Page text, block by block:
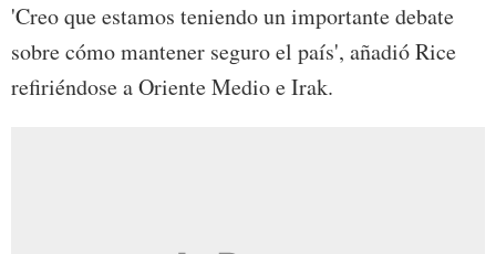
'Creo que estamos teniendo un importante debate
sobre cómo mantener seguro el país', añadió Rice
refiriéndose a Oriente Medio e Irak.